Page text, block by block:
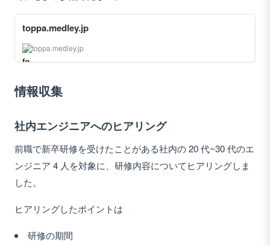
toppa.medley.jp
toppa.medley.jp
情報収集
社内エンジニアへのヒアリング
前職で新卒研修を受けたことがある社内の 20 代~30 代のエ
ンジニア 4 人を対象に、研修内容についてヒアリングしま
した。
ヒアリングしたポイントは
研修の期間